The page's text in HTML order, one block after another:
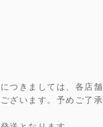
きましては、各店舗
ざいます。予めご了承